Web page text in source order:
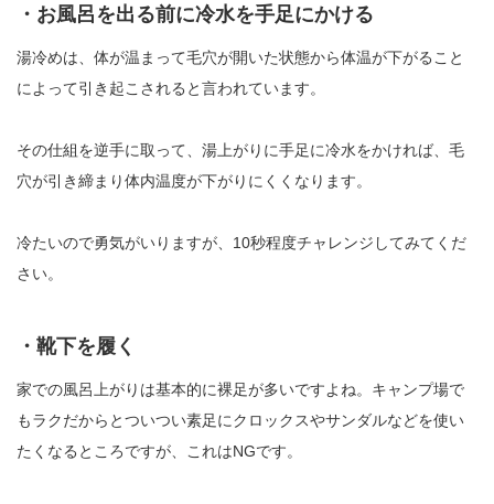
・お風呂を出る前に冷水を手足にかける
湯冷めは、体が温まって毛穴が開いた状態から体温が下がること
によって引き起こされると言われています。
その仕組を逆手に取って、湯上がりに手足に冷水をかければ、毛
穴が引き締まり体内温度が下がりにくくなります。
冷たいので勇気がいりますが、10秒程度チャレンジしてみてくだ
さい。
・靴下を履く
家での風呂上がりは基本的に裸足が多いですよね。キャンプ場で
もラクだからとついつい素足にクロックスやサンダルなどを使い
たくなるところですが、これはNGです。